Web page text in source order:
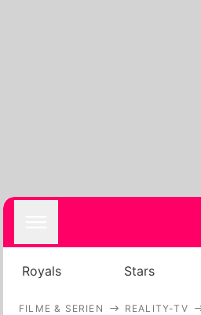
Royals Stars
FILME & SERIEN REALITY-TV